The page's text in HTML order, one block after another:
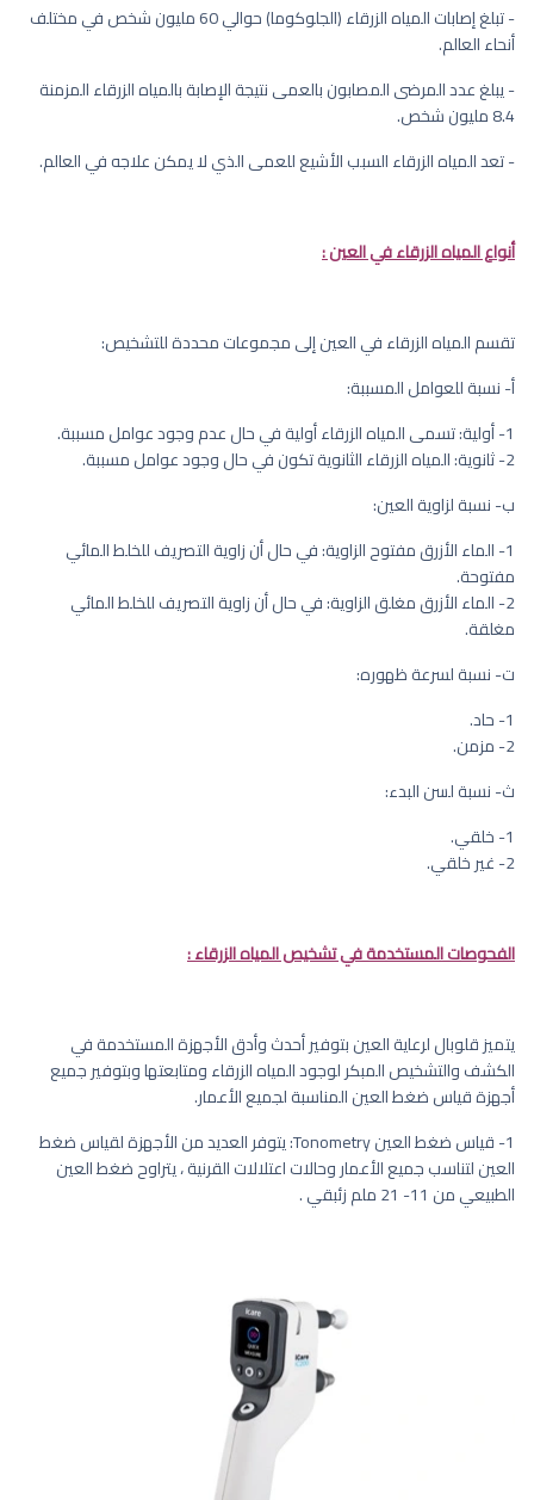
- تبلغ إصابات المياه الزرقاء (الجلوكوما) حوالي 60 مليون شخص في مختلف
أنحاء العالم.
- يبلغ عدد المرضى المصابون بالعمى نتيجة الإصابة بالمياه الزرقاء المزمنة
8.4 مليون شخص.
- تعد المياه الزرقاء السبب الأشيع للعمى الذي لا يمكن علاجه في العالم.
أنواع المياه الزرقاء في العين :
تقسم المياه الزرقاء في العين إلى مجموعات محددة للتشخيص:
أ‌- نسبة للعوامل المسببة:
1- أولية: تسمى المياه الزرقاء أولية في حال عدم وجود عوامل مسببة.
2- ثانوية: المياه الزرقاء الثانوية تكون في حال وجود عوامل مسببة.
ب‌- نسبة لزاوية العين:
1- الماء الأزرق مفتوح الزاوية: في حال أن زاوية التصريف للخلط المائي
مفتوحة.
2- الماء الأزرق مغلق الزاوية: في حال أن زاوية التصريف للخلط المائي
مغلقة.
ت‌- نسبة لسرعة ظهوره:
1- حاد.
2- مزمن.
ث‌- نسبة لسن البدء:
1- خلقي.
2- غير خلقي.
الفحوصات المستخدمة في تشخيص المياه الزرقاء :
يتميز قلوبال لرعاية العين بتوفير أحدث وأدق الأجهزة المستخدمة في
الكشف والتشخيص المبكر لوجود المياه الزرقاء ومتابعتها وبتوفير جميع
أجهزة قياس ضغط العين المناسبة لجميع الأعمار.
1- قياس ضغط العين Tonometry: يتوفر العديد من الأجهزة لقياس ضغط
العين لتناسب جميع الأعمار وحالات اعتلالات القرنية ، يتراوح ضغط العين
الطبيعي من 11- 21 ملم زئبقي .